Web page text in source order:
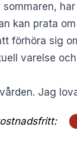
kan prata
förhöra sig
varelse
Jag